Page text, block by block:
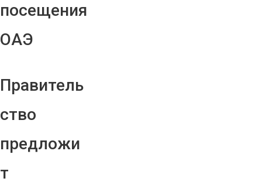
посещения
ОАЭ
Правитель
ство
предложи
т